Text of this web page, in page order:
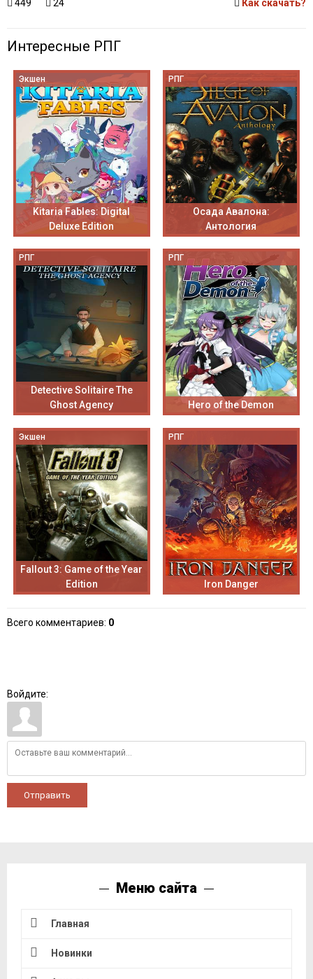
449 24 Как скачать?
Интересные РПГ
Экшен
Kitaria Fables: Digital
Deluxe Edition
РПГ
Осада Авалона:
Антология
РПГ
Detective Solitaire The
Ghost Agency
РПГ
Hero of the Demon
Экшен
Fallout 3: Game of the Year
Edition
РПГ
Iron Danger
Всего комментариев: 0
Войдите:
Отправить
Меню сайта
Главная
Новинки